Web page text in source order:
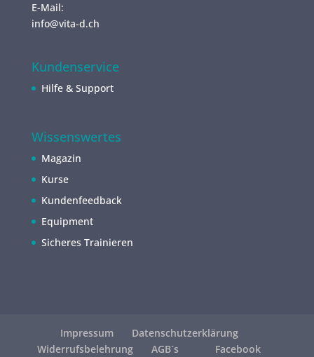
E-Mail:
info@vita-d.ch
Kundenservice
Hilfe & Support
Wissenswertes
Magazin
Kurse
Kundenfeedback
Equipment
Sicheres Trainieren
Impressum
Datenschutzerklärung
Widerrufsbelehrung
AGB´s Facebook